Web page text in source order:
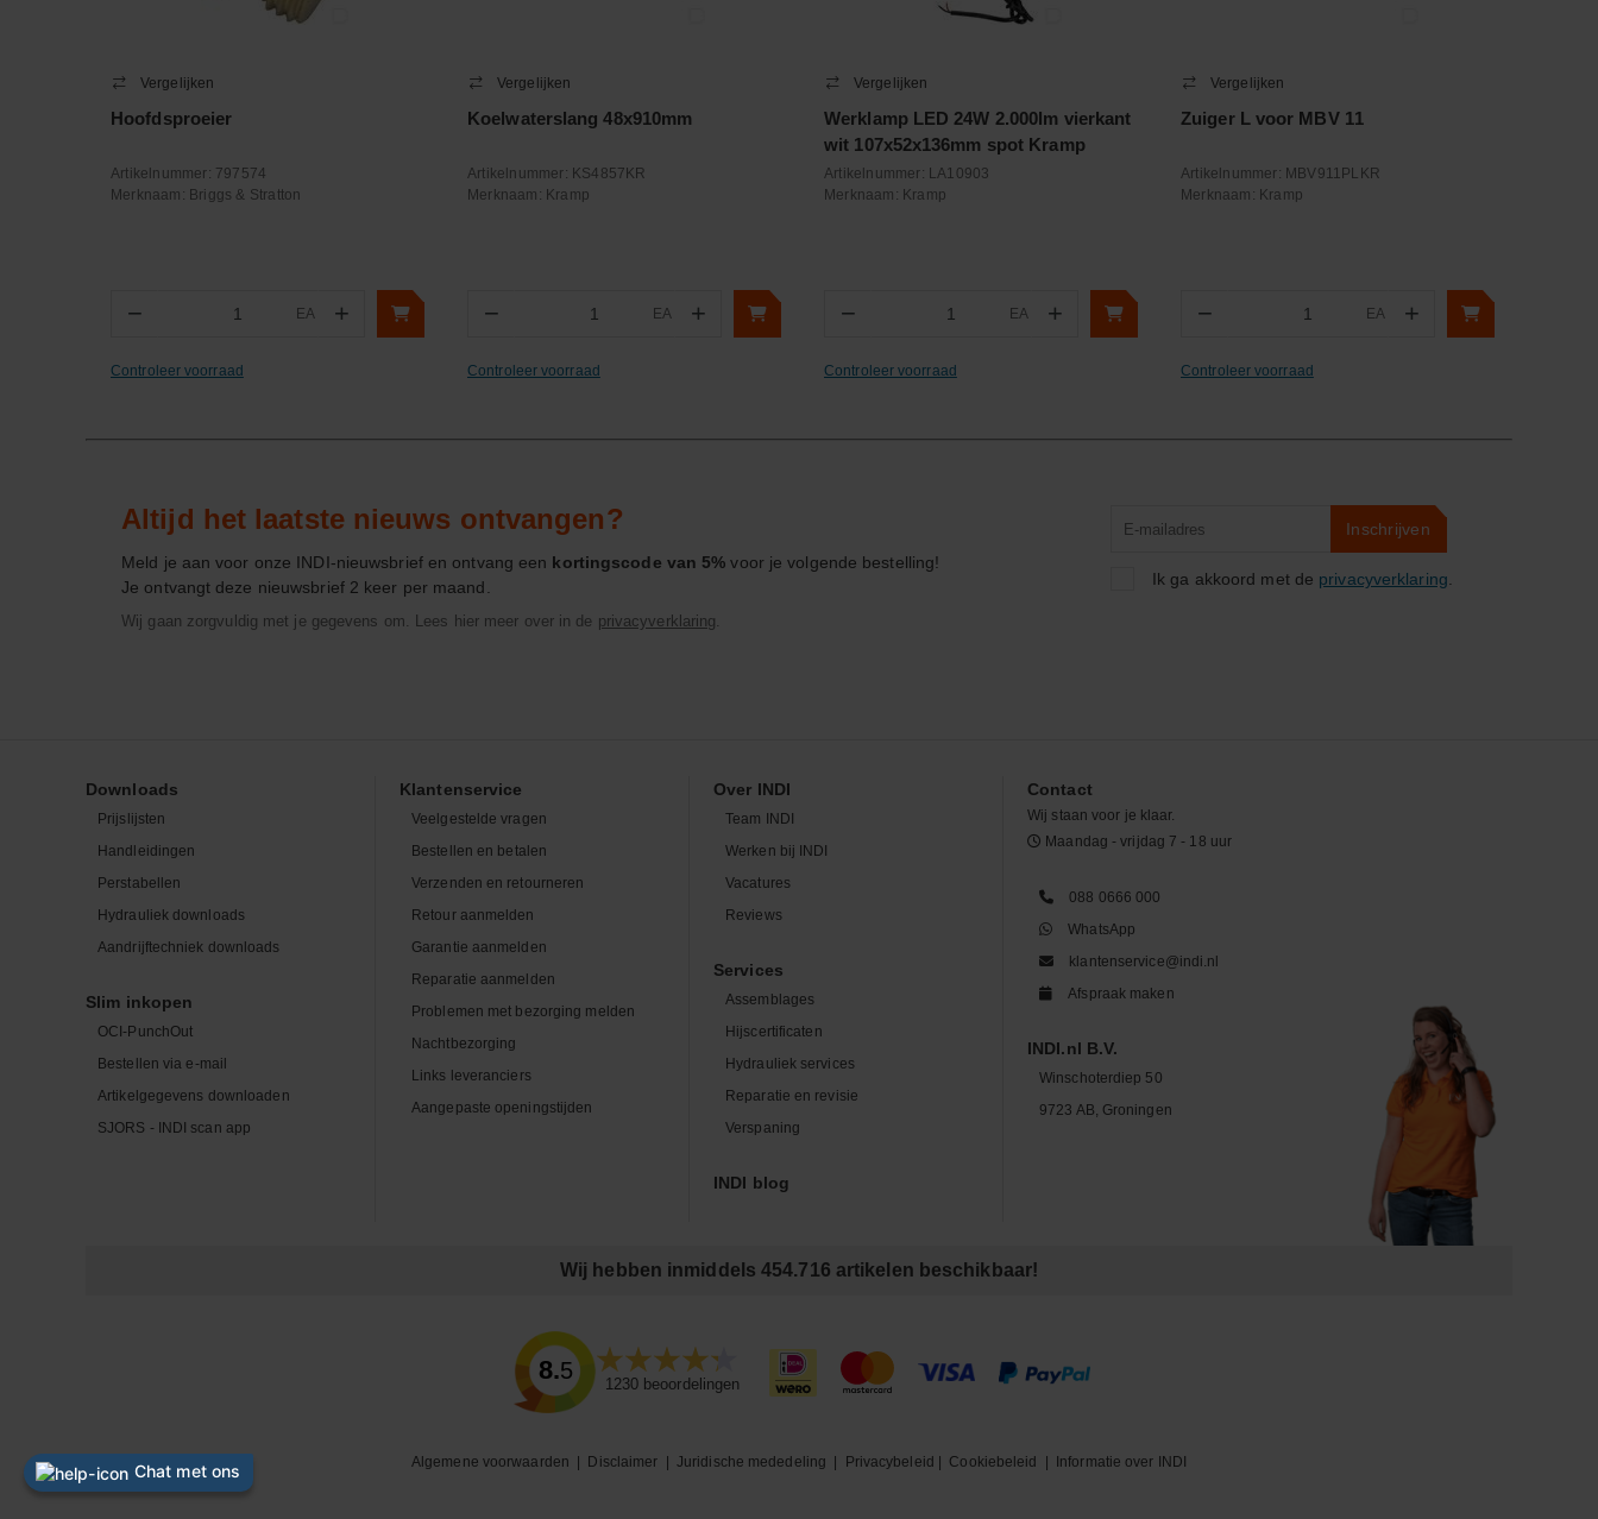
Vergelijken
Hoofdsproeier
Artikelnummer: 797574
Merknaam: Briggs & Stratton
− EA +
Controleer voorraad
Vergelijken
Koelwaterslang 48x910mm
Artikelnummer: KS4857KR
Merknaam: Kramp
− EA +
Controleer voorraad
Vergelijken
Werklamp LED 24W 2.000lm vierkant
wit 107x52x136mm spot Kramp
Artikelnummer: LA10903
Merknaam: Kramp
− EA +
Controleer voorraad
Vergelijken
Zuiger L voor MBV 11
Artikelnummer: MBV911PLKR
Merknaam: Kramp
− EA +
Controleer voorraad
Altijd het laatste nieuws ontvangen?
Meld je aan voor onze INDI-nieuwsbrief en ontvang een kortingscode van 5% voor je volgende bestelling!
Je ontvangt deze nieuwsbrief 2 keer per maand.
Wij gaan zorgvuldig met je gegevens om. Lees hier meer over in de privacyverklaring.
Inschrijven
Ik ga akkoord met de privacyverklaring
Downloads
Prijslijsten
Handleidingen
Perstabellen
Hydrauliek downloads
Aandrijftechniek downloads
Slim inkopen
OCI-PunchOut
Bestellen via e-mail
Artikelgegevens downloaden
SJORS - INDI scan app
Klantenservice
Veelgestelde vragen
Bestellen en betalen
Verzenden en retourneren
Retour aanmelden
Garantie aanmelden
Reparatie aanmelden
Problemen met bezorging melden
Nachtbezorging
Links leveranciers
Aangepaste openingstijden
Over INDI
Team INDI
Werken bij INDI
Vacatures
Reviews
Services
Assemblages
Hijscertificaten
Hydrauliek services
Reparatie en revisie
Verspaning
INDI blog
Contact
Wij staan voor je klaar.
Maandag - vrijdag 7 - 18 uur
088 0666 000
WhatsApp
klantenservice@indi.nl
Afspraak maken
INDI.nl B.V.
Winschoterdiep 50
9723 AB, Groningen
Wij hebben inmiddels 454.716 artikelen beschikbaar!
8.5
1230beoordelingen
Algemene voorwaarden Disclaimer Juridische mededeling Privacybeleid Cookiebeleid Informatie over INDI